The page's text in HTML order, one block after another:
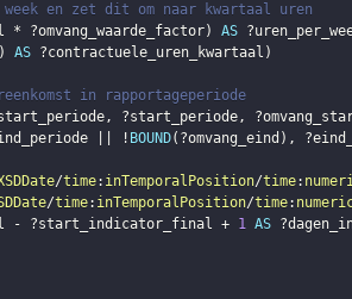
en zet dit om naar kwartaal uren
* ?omvang_waarde_factor) AS
AS ?contractuele_uren_kwartaal )
in rapportageperiode
, ?start_periode,
|| ! BOUND( ?omvang_eind ) ,
/time: inTemporalPosition/time:
/time: inTemporalPosition/time:
- ?start_indicator_final + 1 AS